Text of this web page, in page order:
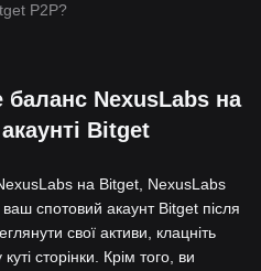
P2P?
баланс NexusLabs на
Bitget
на Bitget, NexusLabs
спотовий акаунт Bitget після
свої активи, клацніть
сторінки. Крім того, ви